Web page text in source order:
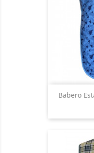
Babero